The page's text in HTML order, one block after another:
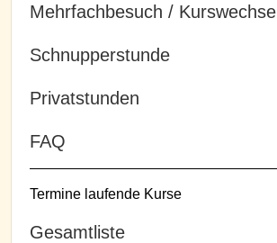
Mehrfachbesuch / Kurswechsel
Schnupperstunde
Privatstunden
FAQ
Termine laufende Kurse
Gesamtliste